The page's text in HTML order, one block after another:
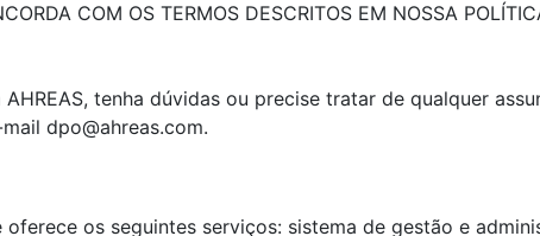
COM OS TERMOS DESCRITOS EM NOSSA
tenha dúvidas ou precise tratar de qualquer
dpo@ahreas.com.
oferece os seguintes serviços: sistema de gestão e